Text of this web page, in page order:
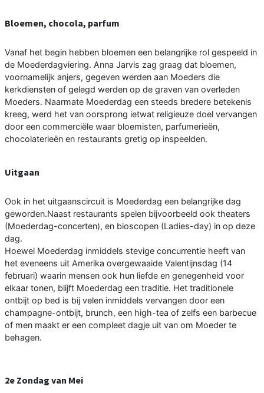
Bloemen, chocola, parfum
Vanaf het begin hebben bloemen een belangrijke rol gespeeld in
de Moederdagviering. Anna Jarvis zag graag dat bloemen,
voornamelijk anjers, gegeven werden aan Moeders die
kerkdiensten of gelegd werden op de graven van overleden
Moeders. Naarmate Moederdag een steeds bredere betekenis
kreeg, werd het van oorsprong ietwat religieuze doel vervangen
door een commerciële waar bloemisten, parfumerieën,
chocolaterieën en restaurants gretig op inspeelden.
Uitgaan
Ook in het uitgaanscircuit is Moederdag een belangrijke dag
geworden.Naast restaurants spelen bijvoorbeeld ook theaters
(Moederdag-concerten), en bioscopen (Ladies-day) in op deze
dag.
Hoewel Moederdag inmiddels stevige concurrentie heeft van
het eveneens uit Amerika overgewaaide Valentijnsdag (14
februari) waarin mensen ook hun liefde en genegenheid voor
elkaar tonen, blijft Moederdag een traditie. Het traditionele
ontbijt op bed is bij velen inmiddels vervangen door een
champagne-ontbijt, brunch, een high-tea of zelfs een barbecue
of men maakt er een compleet dagje uit van om Moeder te
behagen.
2e Zondag van Mei